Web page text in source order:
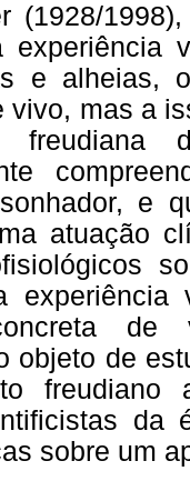
(1928/
experiência
e alheias,
vivo, mas a
e
atuação
experiência
de
objeto de
freudiano
da
sobre um